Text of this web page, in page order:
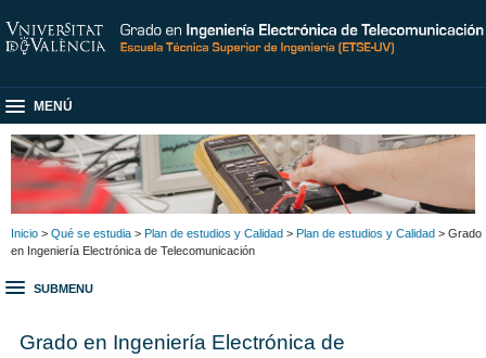
MENÚ
Inicio > Qué se estudia > Plan de estudios y Calidad > Plan de estudios y Calidad > Grado
en Ingeniería Electrónica de Telecomunicación
SUBMENU
Grado en Ingeniería Electrónica de